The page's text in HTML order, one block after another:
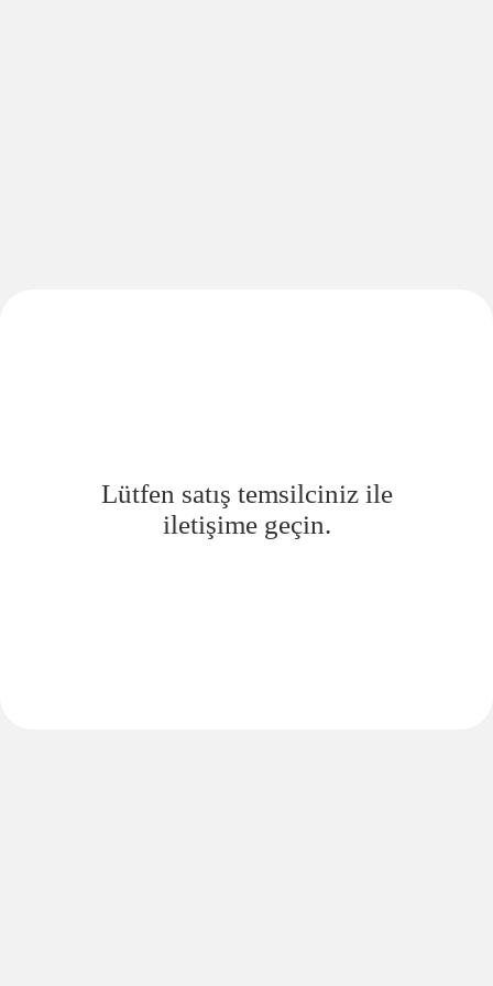
Lütfen satış temsilciniz ile
iletişime geçin.